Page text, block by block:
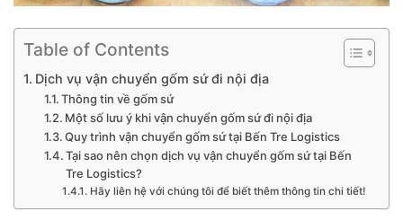
Table of Contents
Dịch vụ vận chuyển gốm sứ đi nội địa
Thông tin về gốm sứ
Một số lưu ý khi vận chuyển gốm sứ đi nội địa
Quy trình vận chuyển gốm sứ tại Bến Tre Logistics
Tại sao nên chọn dịch vụ vận chuyển gốm sứ tại Bến
Tre Logistics?
Hãy liên hệ với chúng tôi để biết thêm thông tin chi tiết!